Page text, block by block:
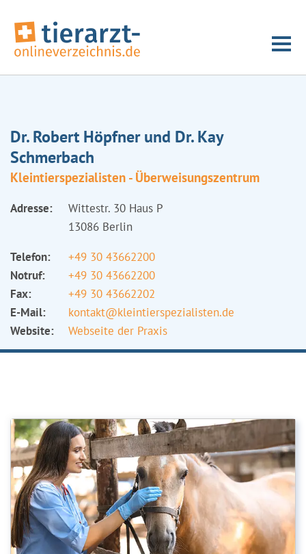
Dr. Robert Höpfner und Dr. Kay
Schmerbach
Kleintierspezialisten - Überweisungszentrum
Adresse:
Wittestr. 30 Haus P
13086 Berlin
Telefon:
+49 30 43662200
Notruf:
+49 30 43662200
Fax:
+49 30 43662202
E-Mail:
kontakt@kleintierspezialisten.de
Website:
Webseite der Praxis